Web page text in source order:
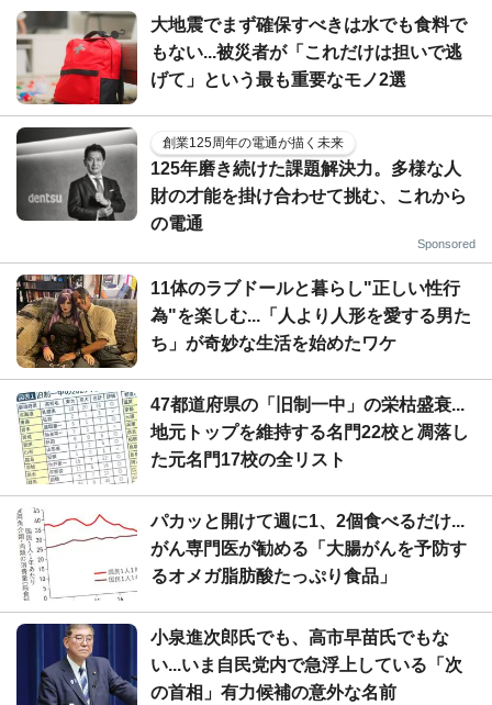
大地震でまず確保すべきは水でも食料で
もない...被災者が「これだけは担いで逃
げて」という最も重要なモノ2選
創業125周年の電通が描く未来
125年磨き続けた課題解決力。多様な人
財の才能を掛け合わせて挑む、これから
の電通
Sponsored
11体のラブドールと暮らし"正しい性行
為"を楽しむ...「人より人形を愛する男た
ち」が奇妙な生活を始めたワケ
47都道府県の「旧制一中」の栄枯盛衰...
地元トップを維持する名門22校と凋落し
た元名門17校の全リスト
パカッと開けて週に1、2個食べるだけ...
がん専門医が勧める「大腸がんを予防す
るオメガ脂肪酸たっぷり食品」
小泉進次郎氏でも、高市早苗氏でもな
い...いま自民党内で急浮上している「次
の首相」有力候補の意外な名前